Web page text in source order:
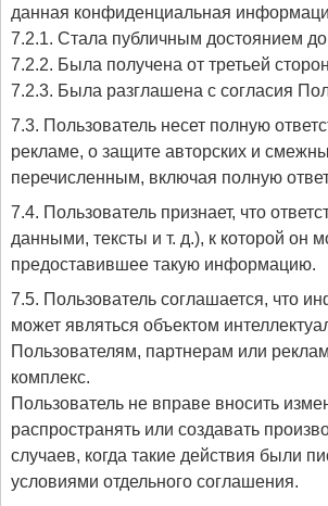
данная конфиденциальная
7.2.1. Стала публичным достоянием
7.2.2. Была получена от третьей
7.2.3. Была разглашена с согласия
7.3. Пользователь несет полную
рекламе, о защите авторских и
перечисленным, включая полную
7.4. Пользователь признает, что
данными, тексты и т. д.), к которой он
предоставившее такую информацию.
7.5. Пользователь соглашается, что
может являться объектом
Пользователям, партнерам или
комплекс.
Пользователь не вправе вносить
распространять или создавать
случаев, когда такие действия были
условиями отдельного соглашения.